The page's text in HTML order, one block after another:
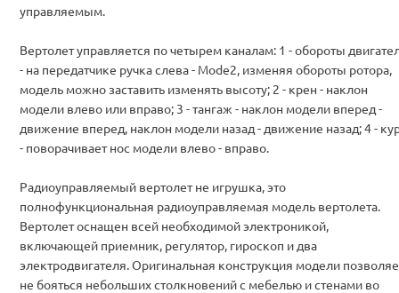
управляемым.
Вертолет управляется по четырем каналам: 1 - обороты
- на передатчике ручка слева - Mode2, изменяя обороты ротора,
модель можно заставить изменять высоту; 2 - крен - наклон
модели влево или вправо; 3 - тангаж - наклон модели вперед -
движение вперед, наклон модели назад - движение назад; 4 -
- поворачивает нос модели влево - вправо.
Радиоуправляемый вертолет не игрушка, это
полнофункциональная радиоуправляемая модель вертолета.
Вертолет оснащен всей необходимой электроникой,
включающей приемник, регулятор, гироскоп и два
электродвигателя. Оригинальная конструкция модели
не бояться небольших столкновений с мебелью и стенами во